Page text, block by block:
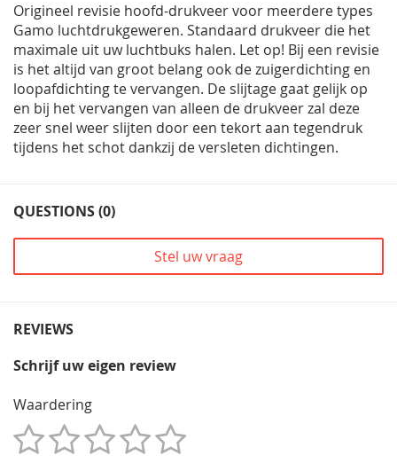
Origineel revisie hoofd-drukveer voor meerdere types
Gamo luchtdrukgeweren. Standaard drukveer die het
maximale uit uw luchtbuks halen. Let op! Bij een revisie
is het altijd van groot belang ook de zuigerdichting en
loopafdichting te vervangen. De slijtage gaat gelijk op
en bij het vervangen van alleen de drukveer zal deze
zeer snel weer slijten door een tekort aan tegendruk
tijdens het schot dankzij de versleten dichtingen.
QUESTIONS (0)
Stel uw vraag
REVIEWS
Schrijf uw eigen review
Waardering